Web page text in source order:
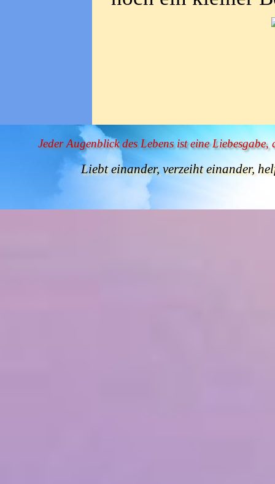
Jeder Augenblick des Lebens ist eine
Liebt einander, verzeiht einander,